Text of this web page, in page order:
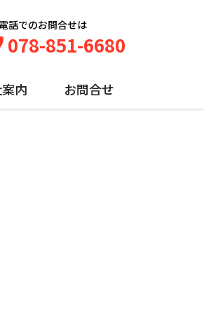
話でのお問合せは
078-851-6680
内 お問合せ